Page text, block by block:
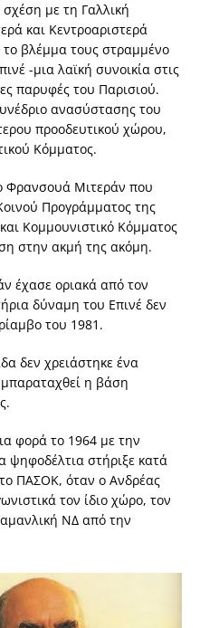
σχέση με τη Γαλλική
και Κεντροαριστερά
το βλέμμα τους στραμμένο
-μια λαϊκή συνοικία στις
παρυφές του Παρισιού.
ανασύστασης του
προοδευτικού χώρου,
Κόμματος.
Φρανσουά Μιτεράν που
Προγράμματος της
Κομμουνιστικό Κόμματος
στην ακμή της ακόμη.
έχασε οριακά από τον
δύναμη του Επινέ δεν
του 1981.
δεν χρειάστηκε ένα
η βάση
φορά το 1964 με την
ψηφοδέλτια στήριξε κατά
ΠΑΣΟΚ, όταν ο Ανδρέας
τον ίδιο χώρο, τον
ΝΔ από την